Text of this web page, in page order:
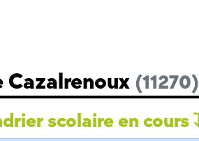
Cazalrenoux (11270)
scolaire en cours